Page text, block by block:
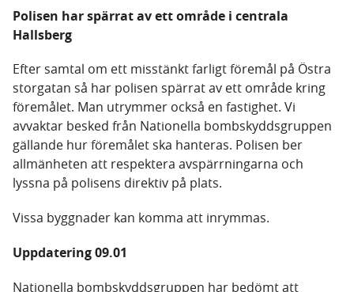
Polisen har spärrat av ett område i centrala
Hallsberg
Efter samtal om ett misstänkt farligt föremål på Östra
storgatan så har polisen spärrat av ett område kring
föremålet. Man utrymmer också en fastighet. Vi
avvaktar besked från Nationella bombskyddsgruppen
gällande hur föremålet ska hanteras. Polisen ber
allmänheten att respektera avspärrningarna och
lyssna på polisens direktiv på plats.
Vissa byggnader kan komma att inrymmas.
Uppdatering 09.01
Nationella bombskyddsgruppen har bedömt att